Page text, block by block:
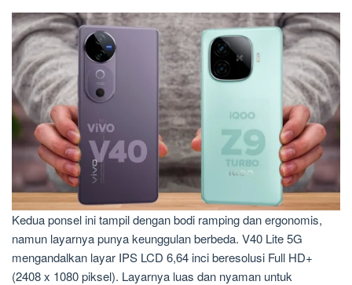
Kedua ponsel ini tampil dengan bodi ramping dan ergonomis,
namun layarnya punya keunggulan berbeda. V40 Lite 5G
mengandalkan layar IPS LCD 6,64 inci beresolusi Full HD+
(2408 x 1080 piksel). Layarnya luas dan nyaman untuk